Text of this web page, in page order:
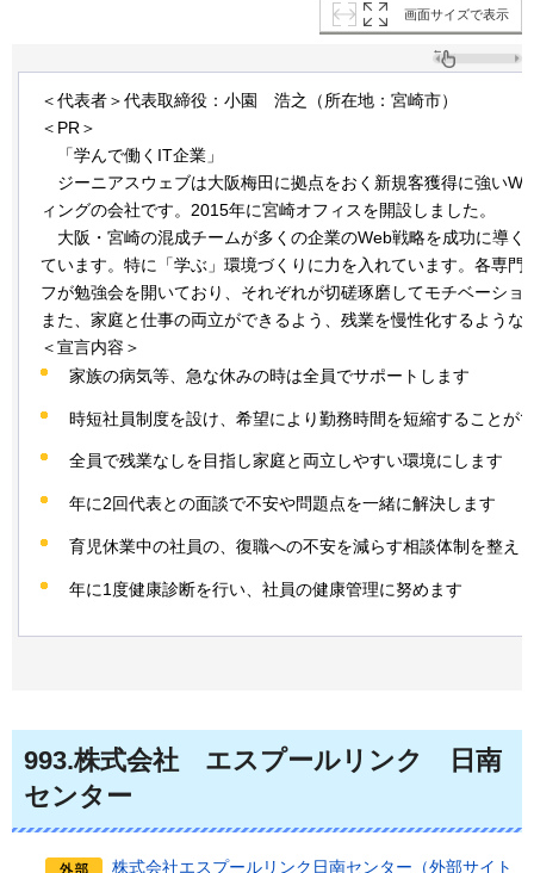
画面サイズで表示
＜代表者＞代表取締役：小園 浩之（所在地：宮崎市）
＜PR＞
「学んで働くIT企業」
ジーニアスウェブは大阪梅田に拠点をおく新規客獲得に強い
ィングの会社です。2015年に宮崎オフィスを開設しました。
大阪・宮崎の混成チームが多くの企業のWeb戦略を成功に導く
ています。特に「学ぶ」環境づくりに力を入れています。各専門
フが勉強会を開いており、それぞれが切磋琢磨してモチベーショ
また、家庭と仕事の両立ができるよう、残業を慢性化するような
＜宣言内容＞
家族の病気等、急な休みの時は全員でサポートします
時短社員制度を設け、希望により勤務時間を短縮することが
全員で残業なしを目指し家庭と両立しやすい環境にします
年に2回代表との面談で不安や問題点を一緒に解決します
育児休業中の社員の、復職への不安を減らす相談体制を整え
年に1度健康診断を行い、社員の健康管理に努めます
993.株式会社 エスプールリンク 日 南
センター
株式会社エスプールリンク日南センター（外部サイト